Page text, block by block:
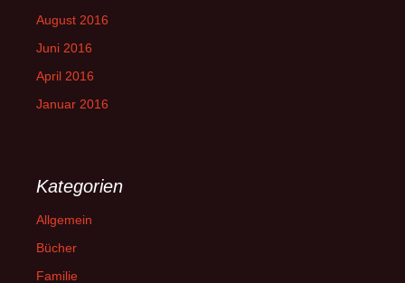
August 2016
Juni 2016
April 2016
Januar 2016
Kategorien
Allgemein
Bücher
Familie